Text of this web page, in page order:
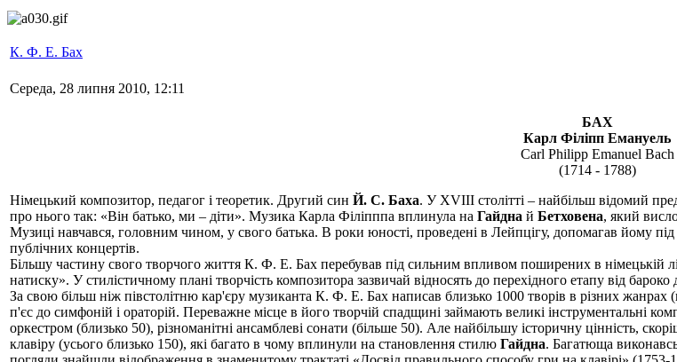
К. Ф. Е. Бах
Середа, 28 липня 2010, 12:11
БАХ
Карл Філіпп Емануель
Carl Philipp Emanuel Bach
(1714 - 1788)
Німецький композитор, педагог і теоретик. Другий син Й. С. Баха. У XVIII столітті – найбільш відомий
про нього так: «Він батько, ми – діти». Музика Карла Філіпппа вплинула на Гайдна й Бетховена, який
Музиці навчався, головним чином, у свого батька. В роки юності, проведені в Лейпцігу, допомагав йому
публічних концертів.
Більшу частину свого творчого життя К. Ф. Е. Бах перебував під сильним впливом поширених в німецькій
натиску». У стилістичному плані творчість композитора зазвичай відносять до перехідного етапу від бароко
За свою більш ніж півстолітню кар'єру музиканта К. Ф. Е. Бах написав близько 1000 творів в різних жанрах
п'єс до симфоній і ораторій. Переважне місце в його творчій спадщині займають великі інструментальні
оркестром (близько 50), різноманітні ансамблеві сонати (більше 50). Але найбільшу історичну цінність,
клавіру (усього близько 150), які багато в чому вплинули на становлення стилю Гайдна. Багатюща